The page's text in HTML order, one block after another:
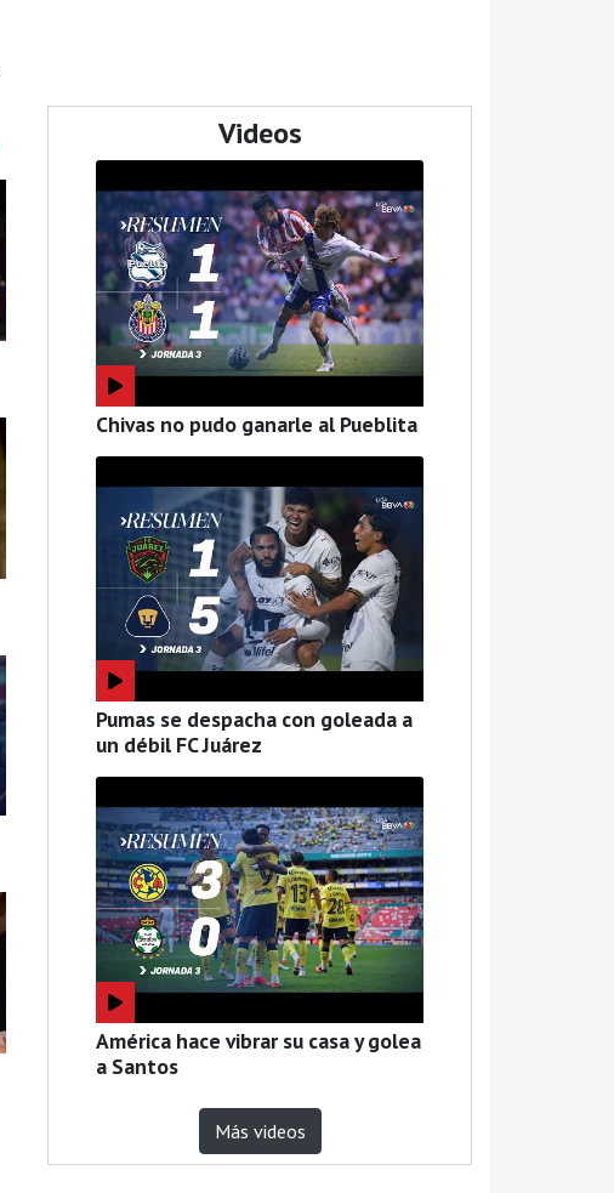
Videos
Chivas no pudo ganarle al Pueblita
Pumas se despacha con goleada a
un débil FC Juárez
América hace vibrar su casa y golea
a Santos
Más videos